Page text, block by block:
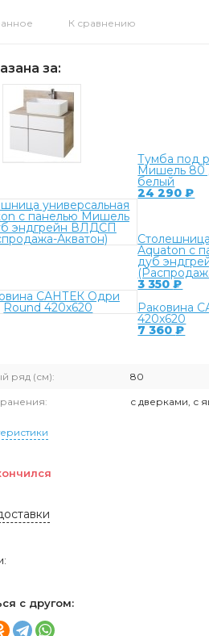
К сравнению
за:
Тумба под
Мишель 80
белый
24 290₽
Aquaton с
дуб
3 350₽
Раковина
420x620
7 360₽
ряд (см): 80
с дверками, с
с другом: